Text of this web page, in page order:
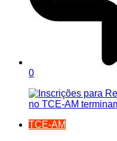
0
TCE-AM